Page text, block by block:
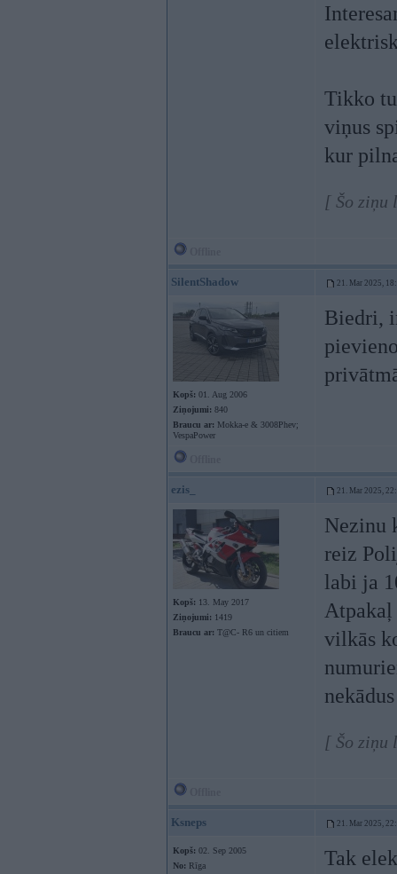
Tikko
viņus
kur
[ Šo ziņu
SilentShadow 21. Mar 2025,
Kopš: 01. Aug 2006
Ziņojumi: 840
Braucu ar: Mokka-e & 3008Phev;
VespaPower
Biedri,
ezis_ 21. Mar 2025,
Kopš: 13. May 2017
Ziņojumi: 1419
Braucu ar: T@C- R6 un citiem
Nezinu
reiz
labi ja
Atpakaļ
vilkās
[ Šo ziņu
Ksneps 21. Mar 2025,
Kopš: 02. Sep 2005
No: Rīga
Tak